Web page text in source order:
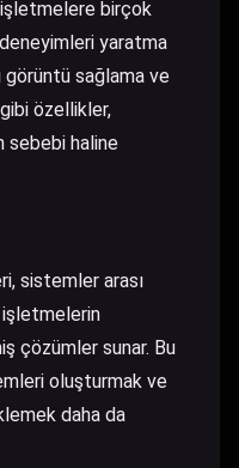
birçok
yaratma
görüntü sağlama ve
özellikler,
sebebi haline
sistemler arası
işletmelerin
çözümler sunar. Bu
oluşturmak ve
daha da